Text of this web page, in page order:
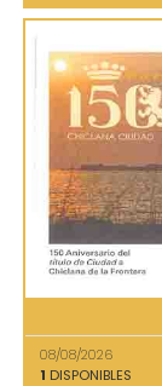
08/08/2026
1 DISPONIBLES